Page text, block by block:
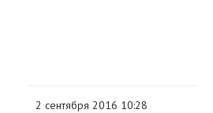
2 сентября 2016 10:28